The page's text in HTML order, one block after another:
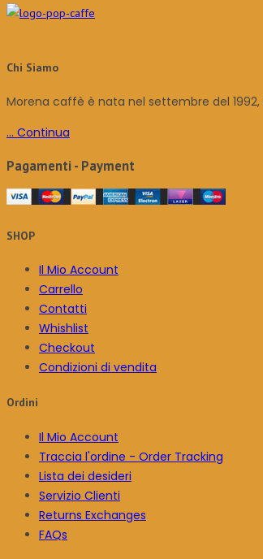
Chi Siamo
Morena caffè è nata nel settembre del
... Continua
Pagamenti - Payment
SHOP
Il Mio Account
Carrello
Contatti
Whishlist
Checkout
Condizioni di vendita
Ordini
Il Mio Account
Traccia l'ordine - Order Tracking
Lista dei desideri
Servizio Clienti
Returns Exchanges
FAQs